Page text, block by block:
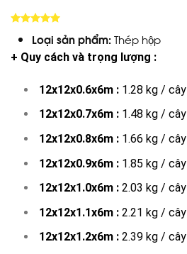
trên 5
Loại sản phẩm: Thép hộp
+ Quy cách và trọng lượng :
12x12x0.6x6m : 1.28 kg / cây
12x12x0.7x6m : 1.48 kg / cây
12x12x0.8x6m : 1.66 kg / cây
12x12x0.9x6m : 1.85 kg / cây
12x12x1.0x6m : 2.03 kg / cây
12x12x1.1x6m : 2.21 kg / cây
12x12x1.2x6m : 2.39 kg / cây